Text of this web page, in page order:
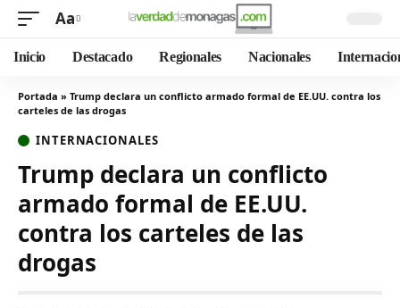
Aa
Inicio Destacado Regionales Nacionales
Portada » Trump declara un conflicto armado formal de EE.UU. contra los
carteles de las drogas
INTERNACIONALES
Trump declara un conflicto
armado formal de EE.UU.
contra los carteles de las
drogas